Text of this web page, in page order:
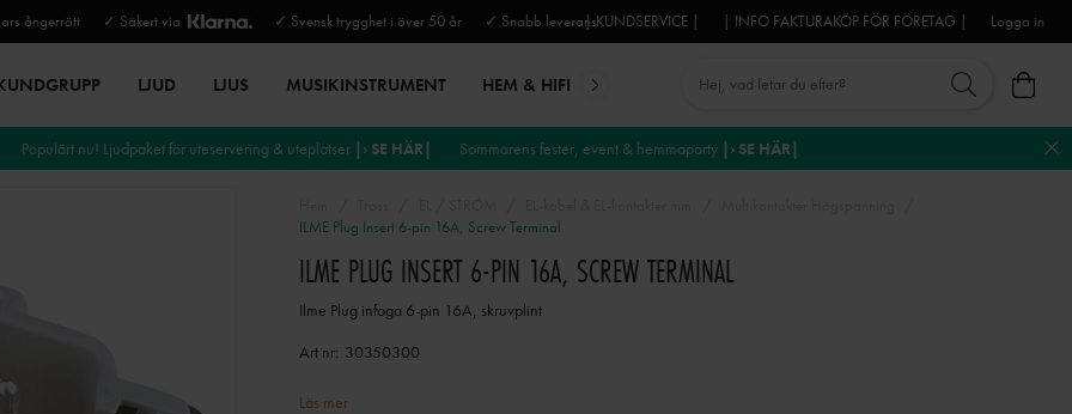
ångerrätt ✓ Säkert via ✓ Svensk trygghet i över 50 år ✓ Snabb leverans| KUNDSERVICE | | INFO FAKTURAKÖP FÖR FÖRETAG | Logga in
LJUD LJUS MUSIKINSTRUMENT HEM & HIFI MIKROFONER DJ-UTRUSTNING TROSS
Populärt nu! Ljudpaket för uteservering & uteplatser |› SE HÄR| Sommarens fester, event & hemmaparty |› SE HÄR|
ILME Plug Insert 6-pin 16A, Screw Terminal
ILME PLUG INSERT 6-PIN 16A, SCREW TERMINAL
Ilme Plug infoga 6-pin 16A, skruvplint
Art nr: 30350300
Läs mer